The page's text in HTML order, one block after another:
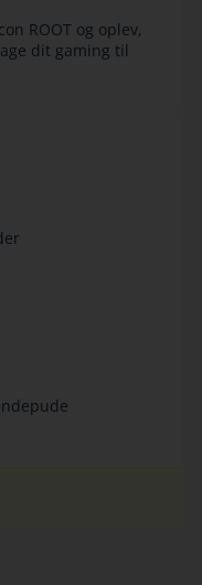
ROOT og oplev,
dit gaming til